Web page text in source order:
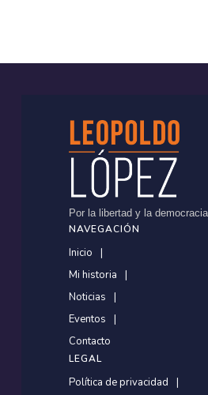
Por la libertad y la
NAVEGACIÓN
Inicio
Mi historia
Noticias
Eventos
Contacto
LEGAL
Política de privacidad